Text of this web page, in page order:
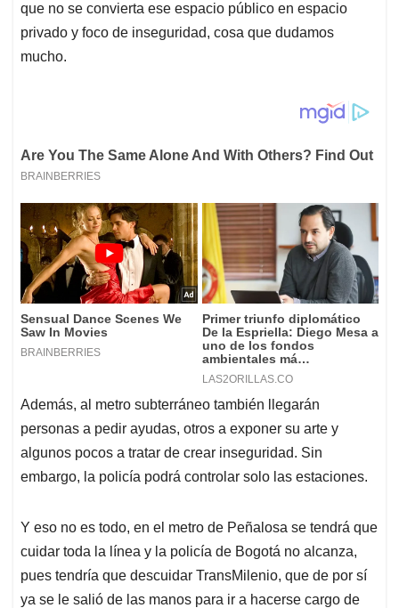
que no se convierta ese espacio público en espacio
privado y foco de inseguridad, cosa que dudamos
mucho.
Además, al metro subterráneo también llegarán
personas a pedir ayudas, otros a exponer su arte y
algunos pocos a tratar de crear inseguridad. Sin
embargo, la policía podrá controlar solo las estaciones.
Y eso no es todo, en el metro de Peñalosa se tendrá que
cuidar toda la línea y la policía de Bogotá no alcanza,
pues tendría que descuidar TransMilenio, que de por sí
ya se le salió de las manos para ir a hacerse cargo de